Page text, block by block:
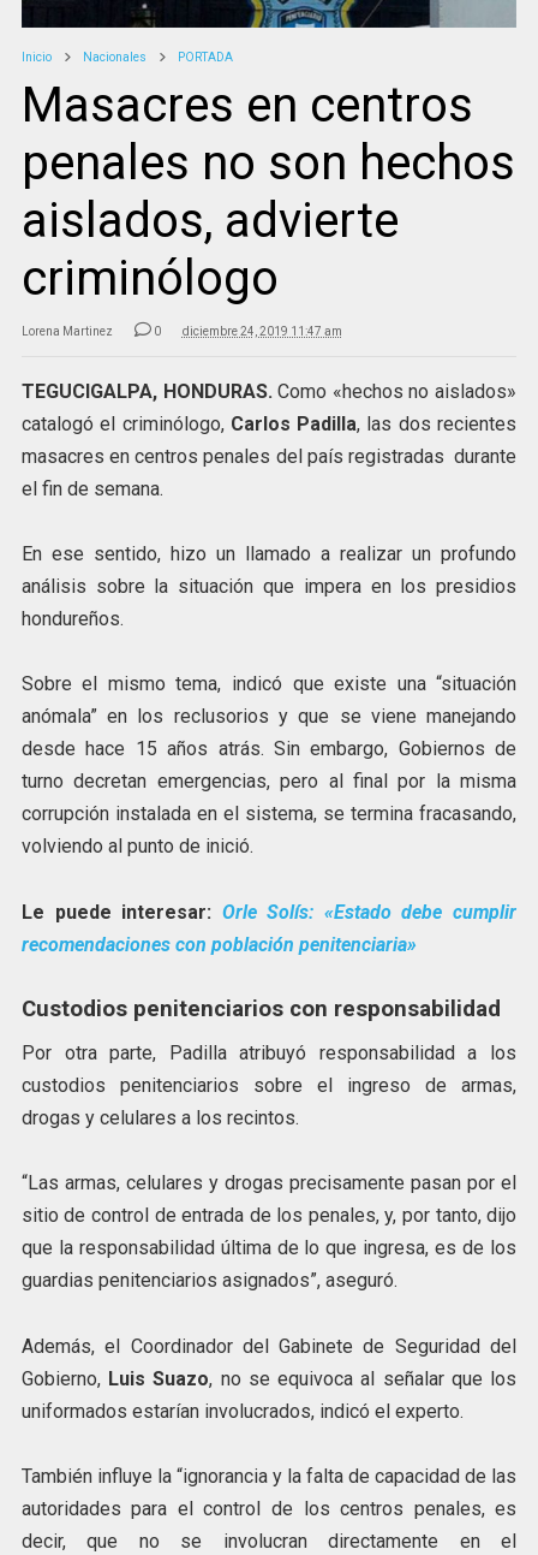
Inicio Nacionales PORTADA
Masacres en centros
penales no son hechos
aislados, advierte
criminólogo
Lorena Martinez 0 diciembre 24, 2019 11:47 am
TEGUCIGALPA, HONDURAS. Como «hechos no aislados»
catalogó el criminólogo, Carlos Padilla, las dos recientes
masacres en centros penales del país registradas durante
el fin de semana.
En ese sentido, hizo un llamado a realizar un profundo
análisis sobre la situación que impera en los presidios
hondureños.
Sobre el mismo tema, indicó que existe una “situación
anómala” en los reclusorios y que se viene manejando
desde hace 15 años atrás. Sin embargo, Gobiernos de
turno decretan emergencias, pero al final por la misma
corrupción instalada en el sistema, se termina fracasando,
volviendo al punto de inició.
Le puede interesar: Orle Solís: «Estado debe cumplir
recomendaciones con población penitenciaria»
Custodios penitenciarios con responsabilidad
Por otra parte, Padilla atribuyó responsabilidad a los
custodios penitenciarios sobre el ingreso de armas,
drogas y celulares a los recintos.
“Las armas, celulares y drogas precisamente pasan por el
sitio de control de entrada de los penales, y, por tanto, dijo
que la responsabilidad última de lo que ingresa, es de los
guardias penitenciarios asignados”, aseguró.
Además, el Coordinador del Gabinete de Seguridad del
Gobierno, Luis Suazo, no se equivoca al señalar que los
uniformados estarían involucrados, indicó el experto.
También influye la “ignorancia y la falta de capacidad de las
autoridades para el control de los centros penales, es
decir, que no se involucran directamente en el